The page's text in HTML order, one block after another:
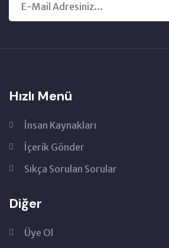
Hızlı Menü
İnsan Kaynakları
İçerik Gönder
Sıkça Sorulan Sorular
Diğer
Üye Ol